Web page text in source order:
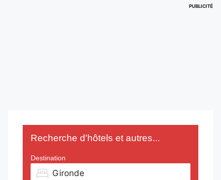
PUBLICITÉ
Recherche d'hôtels et autres...
Destination